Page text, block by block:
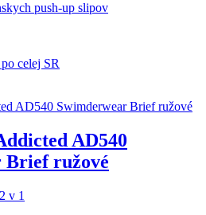
push-up slipov
celej SR
AD540
Brief ružové
v 1